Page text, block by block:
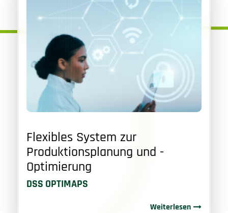
Flexibles System zur
Produktionsplanung und -
Optimierung
DSS OPTIMAPS
Weiterlesen